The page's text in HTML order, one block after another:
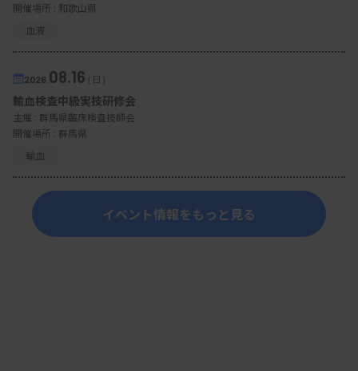
開催場所 : 和歌山県
血液
2026. 08.16（日）
輸血検査中級実技研修会
主催 : 群馬県臨床検査技師会
開催場所 : 群馬県
輸血
イベント情報をもっと見る